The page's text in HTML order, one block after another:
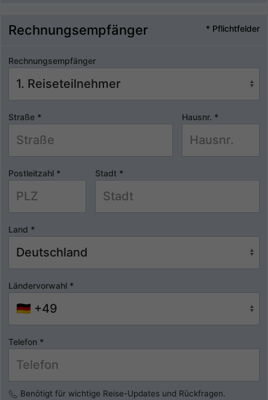
Rechnungsempfänger * Pflichtfelder
Rechnungsempfänger
Straße * Hausnr. *
Postleitzahl * Stadt *
Land *
Ländervorwahl *
Telefon *
Benötigt für wichtige Reise-Updates und Rückfragen.